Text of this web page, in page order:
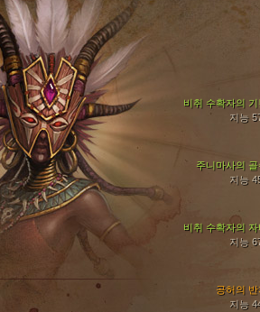
주니마사의 골
지능
비취 수확자의 자
지능
비취 수확자의 기
지능
공허의 반
지능